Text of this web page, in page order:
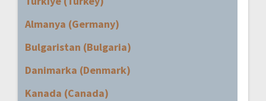
Almanya (Germany)
Bulgaristan (Bulgaria)
Danimarka (Denmark)
Kanada (Canada)